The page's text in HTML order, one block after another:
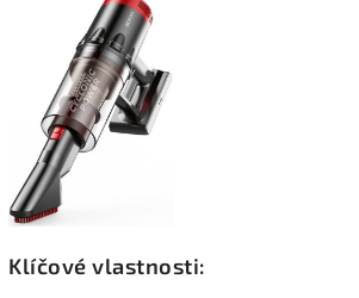
Klíčové vlastnosti: